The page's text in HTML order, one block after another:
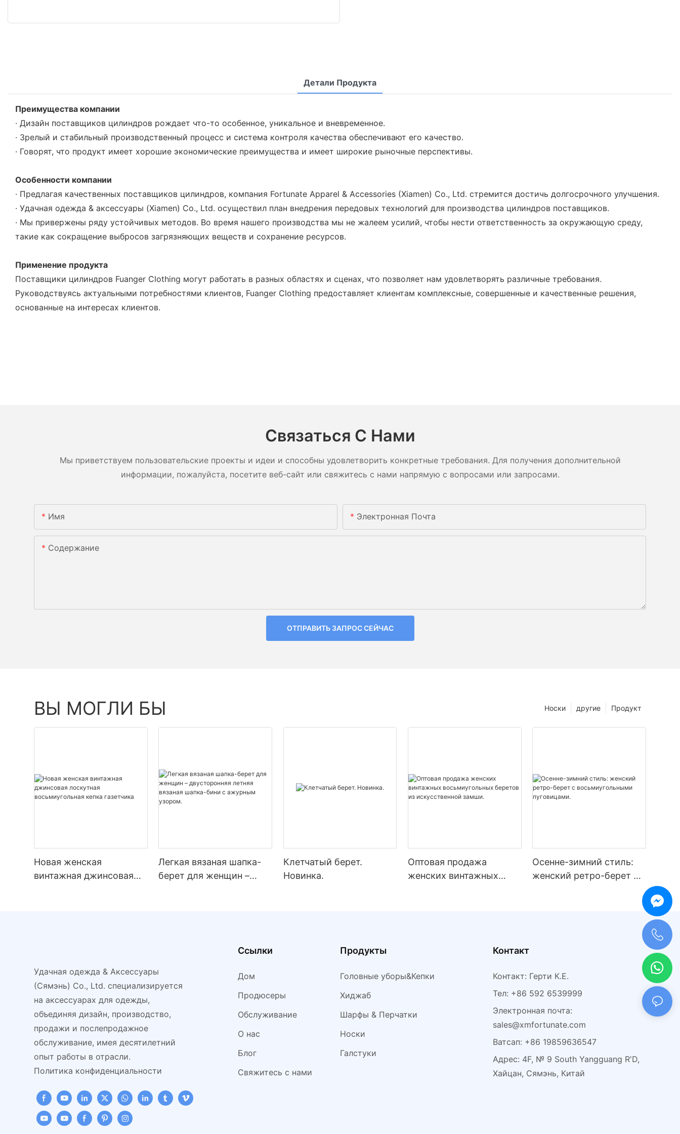
Детали Продукта
Преимущества компании
· Дизайн поставщиков цилиндров рождает что-то особенное, уникальное и вневременное.
· Зрелый и стабильный производственный процесс и система контроля качества обеспечивают его качество.
· Говорят, что продукт имеет хорошие экономические преимущества и имеет широкие рыночные перспективы.
Особенности компании
· Предлагая качественных поставщиков цилиндров, компания Fortunate Apparel & Accessories (Xiamen) Co., Ltd. стремится достичь долгосрочного улучшения.
· Удачная одежда & аксессуары (Xiamen) Co., Ltd. осуществил план внедрения передовых технологий для производства цилиндров поставщиков.
· Мы привержены ряду устойчивых методов. Во время нашего производства мы не жалеем усилий, чтобы нести ответственность за окружающую среду,
такие как сокращение выбросов загрязняющих веществ и сохранение ресурсов.
Применение продукта
Поставщики цилиндров Fuanger Clothing могут работать в разных областях и сценах, что позволяет нам удовлетворять различные требования.
Руководствуясь актуальными потребностями клиентов, Fuanger Clothing предоставляет клиентам комплексные, совершенные и качественные решения,
основанные на интересах клиентов.
Связаться С Нами
Мы приветствуем пользовательские проекты и идеи и способны удовлетворить конкретные требования. Для получения дополнительной
информации, пожалуйста, посетите веб-сайт или свяжитесь с нами напрямую с вопросами или запросами.
Имя Электронная Почта
Содержание
ОТПРАВИТЬ ЗАПРОС СЕЙЧАС
ВЫ МОГЛИ БЫ Продукт
другие
Носки
Новая женская
винтажная джинсовая
Легкая вязаная шапка-
берет для женщин –
Клетчатый берет.
Новинка.
Оптовая продажа
женских винтажных
Осенне-зимний стиль:
женский ретро-берет с
Удачная одежда & Аксессуары
(Сямэнь) Co., Ltd. специализируется
на аксессуарах для одежды,
объединяя дизайн, производство,
продажи и послепродажное
обслуживание, имея десятилетний
опыт работы в отрасли.
Политика конфиденциальности
Ссылки
Дом
Продюсеры
Обслуживание
О нас
Блог
Свяжитесь с нами
Продукты
Головные уборы&Кепки
Хиджаб
Шарфы & Перчатки
Носки
Галстуки
Контакт
Контакт: Герти К.Е.
Тел: +86 592 6539999
Электронная почта:
sales@xmfortunate.com
Ватсап: +86 19859636547
Адрес: 4F, № 9 South Yangguang R'D,
Хайцан, Сямэнь, Китай